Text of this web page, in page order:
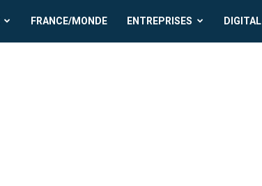
FRANCE/MONDE ENTREPRISES DIGITAL